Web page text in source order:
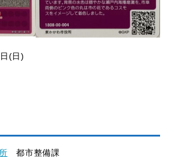
(日)
都市整備課